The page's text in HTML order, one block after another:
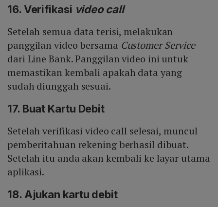
16. Verifikasi video call
Setelah semua data terisi, melakukan
panggilan video bersama Customer Service
dari Line Bank. Panggilan video ini untuk
memastikan kembali apakah data yang
sudah diunggah sesuai.
17. Buat Kartu Debit
Setelah verifikasi video call selesai, muncul
pemberitahuan rekening berhasil dibuat.
Setelah itu anda akan kembali ke layar utama
aplikasi.
18. Ajukan kartu debit